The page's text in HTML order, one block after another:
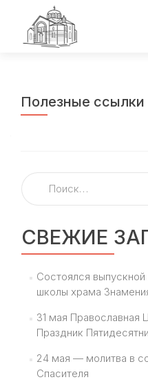
Полезные ссылки
Найти:
СВЕЖИЕ
Состоялся
школы храма
31 мая Православная
Праздник
24 мая — молитва в
Спасителя